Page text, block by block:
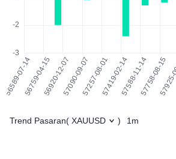
Trend Pasaran( XAUUSD ) 1m